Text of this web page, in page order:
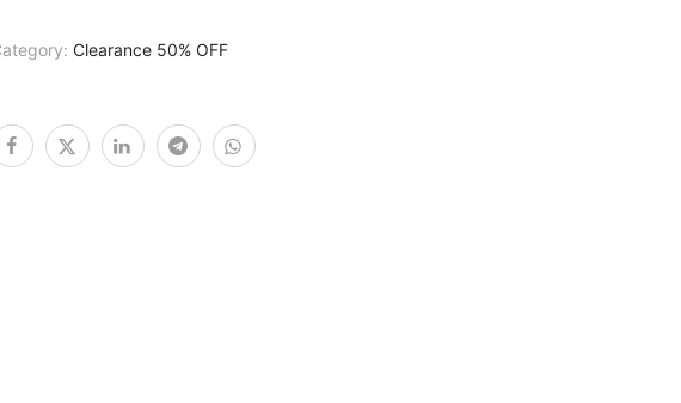
Clearance 50% OFF